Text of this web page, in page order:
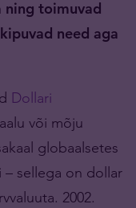
ning toimuvad
need aga
Dollari
või mõju
globaalsetes
– sellega on dollar
2002.